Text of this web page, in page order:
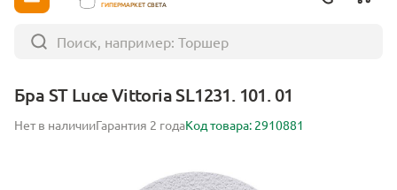
ГИПЕРМАРКЕТ СВЕТА
Бра ST Luce Vittoria SL1231. 101. 01
Нет в наличииГарантия 2 годаКод товара: 2910881